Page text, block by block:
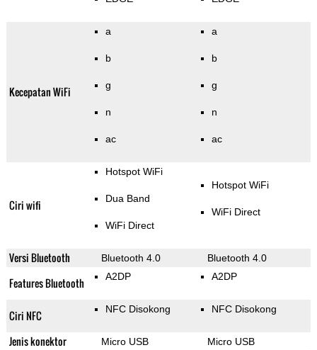
Kecepatan WiFi
a
b
g
n
ac
a
b
g
n
ac
Ciri wifi
Hotspot WiFi
Dua Band
WiFi Direct
Hotspot WiFi
WiFi Direct
Versi Bluetooth Bluetooth 4.0 Bluetooth 4.0
Features Bluetooth A2DP A2DP
Ciri NFC NFC Disokong NFC Disokong
Jenis konektor Micro USB Micro USB